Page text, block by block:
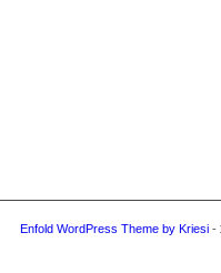
Enfold WordPress Theme by Kriesi